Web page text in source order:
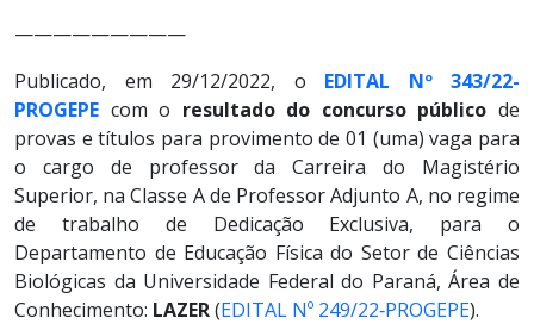
—————————
Publicado, em 29/12/2022, o EDITAL Nº 343/22-
PROGEPE com o resultado do concurso público de
provas e títulos para provimento de 01 (uma) vaga para
o cargo de professor da Carreira do Magistério
Superior, na Classe A de Professor Adjunto A, no regime
de trabalho de Dedicação Exclusiva, para o
Departamento de Educação Física do Setor de Ciências
Biológicas da Universidade Federal do Paraná, Área de
Conhecimento: LAZER(EDITAL Nº 249/22‐PROGEPE).